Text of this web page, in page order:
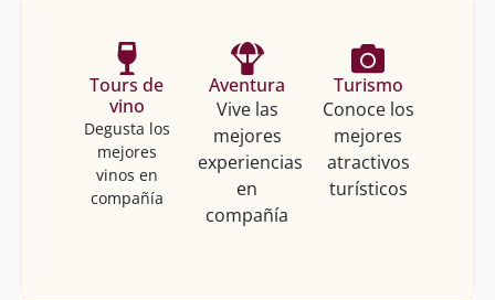
Tours de
vino
Degusta los
mejores
vinos en
compañía
Aventura
Vive las
mejores
experiencias
en
compañía
Turismo
Conoce los
mejores
atractivos
turísticos